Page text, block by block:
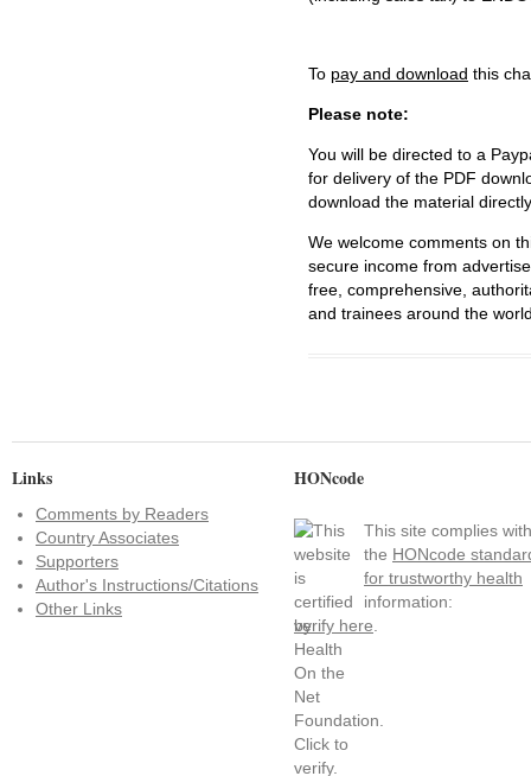
To pay and download this
Please note:
You will be directed to a
for delivery of the PDF
download the material
We welcome comments on
secure income from
free, comprehensive,
and trainees around the
Links
Comments by Readers
Country Associates
Supporters
Author's Instructions/Citations
Other Links
HONcode
This site complies with
the HONcode
for trustworthy health
information:
verify here